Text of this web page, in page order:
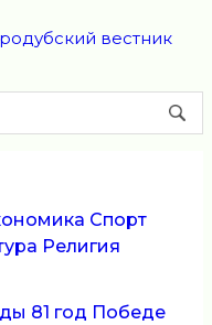
Спорт
Религия
81 год Победе